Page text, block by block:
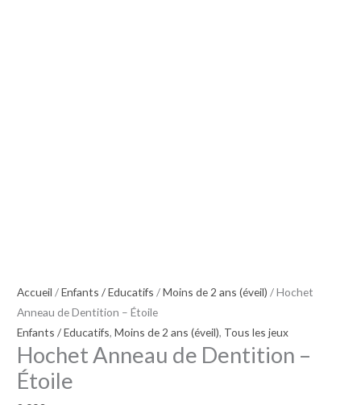
Accueil /Enfants / Educatifs /Moins de 2 ans (éveil) / Hochet
Anneau de Dentition – Étoile
Enfants / Educatifs,Moins de 2 ans (éveil), Tous les jeux
Hochet Anneau de Dentition –
Étoile